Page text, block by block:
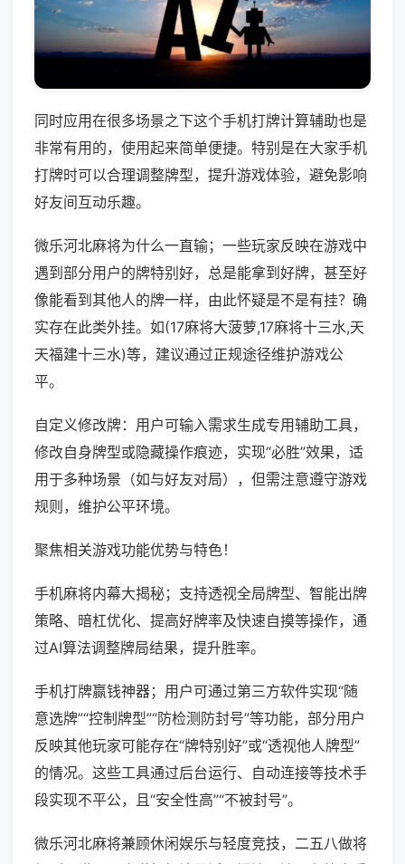
同时应用在很多场景之下这个手机打牌计算辅助也是
非常有用的，使用起来简单便捷。特别是在大家手机
打牌时可以合理调整牌型，提升游戏体验，避免影响
好友间互动乐趣。
微乐河北麻将为什么一直输；一些玩家反映在游戏中
遇到部分用户的牌特别好，总是能拿到好牌，甚至好
像能看到其他人的牌一样，由此怀疑是不是有挂？确
实存在此类外挂。如(17麻将大菠萝,17麻将十三水,天
天福建十三水)等，建议通过正规途径维护游戏公
平。
自定义修改牌：用户可输入需求生成专用辅助工具，
修改自身牌型或隐藏操作痕迹，实现“必胜”效果，适
用于多种场景（如与好友对局），但需注意遵守游戏
规则，维护公平环境。
聚焦相关游戏功能优势与特色！
手机麻将内幕大揭秘；支持透视全局牌型、智能出牌
策略、暗杠优化、提高好牌率及快速自摸等操作，通
过AI算法调整牌局结果，提升胜率。
手机打牌赢钱神器；用户可通过第三方软件实现“随
意选牌”“控制牌型”“防检测防封号”等功能，部分用户
反映其他玩家可能存在“牌特别好”或“透视他人牌型”
的情况。这些工具通过后台运行、自动连接等技术手
段实现不平公，且“安全性高”“不被封号”。
微乐河北麻将兼顾休闲娱乐与轻度竞技，二五八做将